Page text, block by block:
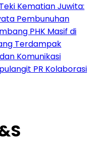
Kematian Juwita:
Pembunuhan
PHK Masif di
Terdampak
Komunikasi
PR Kolaborasi